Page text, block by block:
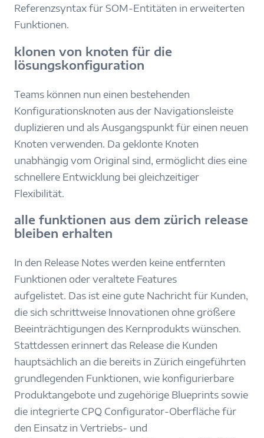
Referenzsyntax für SOM-Entitäten in erweiterten
Funktionen.
klonen von knoten für die
lösungskonfiguration
Teams können nun einen bestehenden
Konfigurationsknoten aus der Navigationsleiste
duplizieren und als Ausgangspunkt für einen neuen
Knoten verwenden. Da geklonte Knoten
unabhängig vom Original sind, ermöglicht dies eine
schnellere Entwicklung bei gleichzeitiger
Flexibilität.
alle funktionen aus dem zürich release
bleiben erhalten
In den Release Notes werden keine entfernten
Funktionen oder veraltete Features
aufgelistet. Das ist eine gute Nachricht für Kunden,
die sich schrittweise Innovationen ohne größere
Beeinträchtigungen des Kernprodukts wünschen.
Stattdessen erinnert das Release die Kunden
hauptsächlich an die bereits in Zürich eingeführten
grundlegenden Funktionen, wie konfigurierbare
Produktangebote und zugehörige Blueprints sowie
die integrierte CPQ Configurator-Oberfläche für
den Einsatz in Vertriebs- und